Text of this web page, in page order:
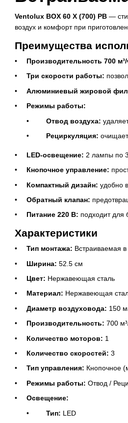
Ventolux BOX 60 X (700) PB —
воздух и комфорт при
Преимущества
Производительность 700
Три скорости работы:
Алюминиевый жировой
Режимы работы:
Отвод воздуха:
Рециркуляция:
LED-освещение: 2 лампы по
Кнопочное управление:
Компактный дизайн: удобно
Обратный клапан:
Питание 220 В: подходит для
Характеристики
Тип монтажа: Встраиваемая
Ширина: 52.5 см
Цвет: Нержавеющая сталь
Материал: Нержавеющая
Диаметр воздуховода: 150
Производительность: 700
Количество моторов: 1
Количество скоростей: 3
Тип управления: Кнопочное
Режимы работы: Отвод /
Освещение:
Тип: LED